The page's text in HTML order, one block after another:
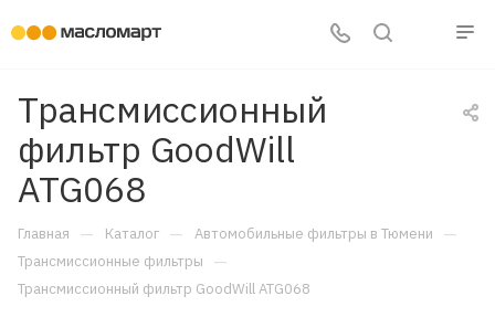
Трансмиссионный
фильтр GoodWill
ATG068
Главная — Каталог — Автомобильные фильтры в Тюмени —
Трансмиссионные фильтры —
Трансмиссионный фильтр GoodWill ATG068